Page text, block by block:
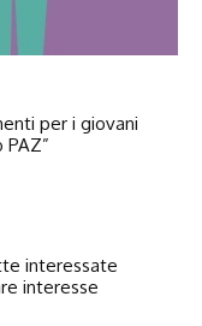
per i giovani
PAZ”
interessate
interesse